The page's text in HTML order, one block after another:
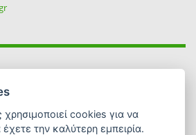
cookies για να
έχετε την καλύτερη εμπειρία.